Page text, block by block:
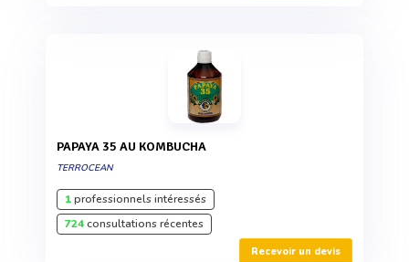
PAPAYA 35 AU KOMBUCHA
TERROCEAN
1professionnels intéressés
724consultations récentes
Recevoir un devis